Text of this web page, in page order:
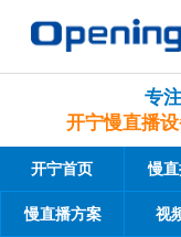
专
开宁慢直播
开宁首页 慢
慢直播方案 视